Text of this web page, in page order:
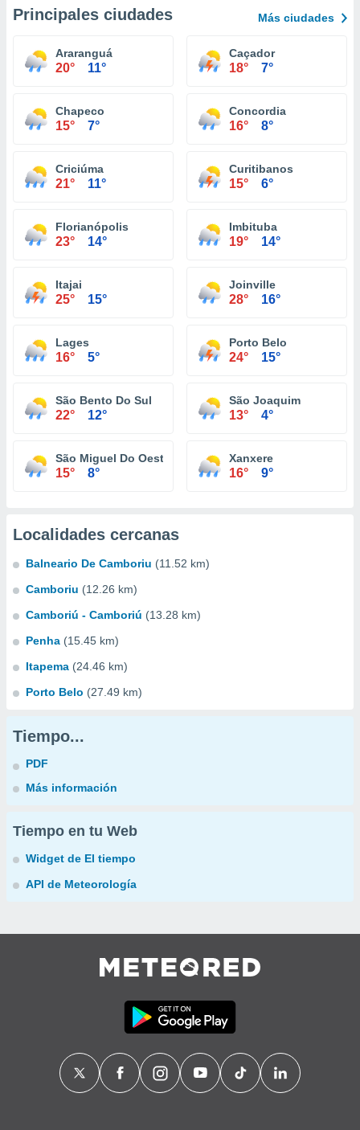
Principales ciudades Más ciudades
Araranguá
20° 11°
Caçador
18° 7°
Chapeco
15° 7°
Concordia
16° 8°
Criciúma
21° 11°
Curitibanos
15° 6°
Florianópolis
23° 14°
Imbituba
19° 14°
Itajai
25° 15°
Joinville
28° 16°
Lages
16° 5°
Porto Belo
24° 15°
São Bento Do Sul
22° 12°
São Joaquim
13° 4°
São Miguel Do Oeste
15° 8°
Xanxere
16° 9°
Localidades cercanas
Balneario De Camboriu (11.52 km)
Camboriu (12.26 km)
Camboriú - Camboriú (13.28 km)
Penha (15.45 km)
Itapema (24.46 km)
Porto Belo (27.49 km)
Tiempo...
PDF
Más información
Tiempo en tu Web
Widget de El tiempo
API de Meteorología